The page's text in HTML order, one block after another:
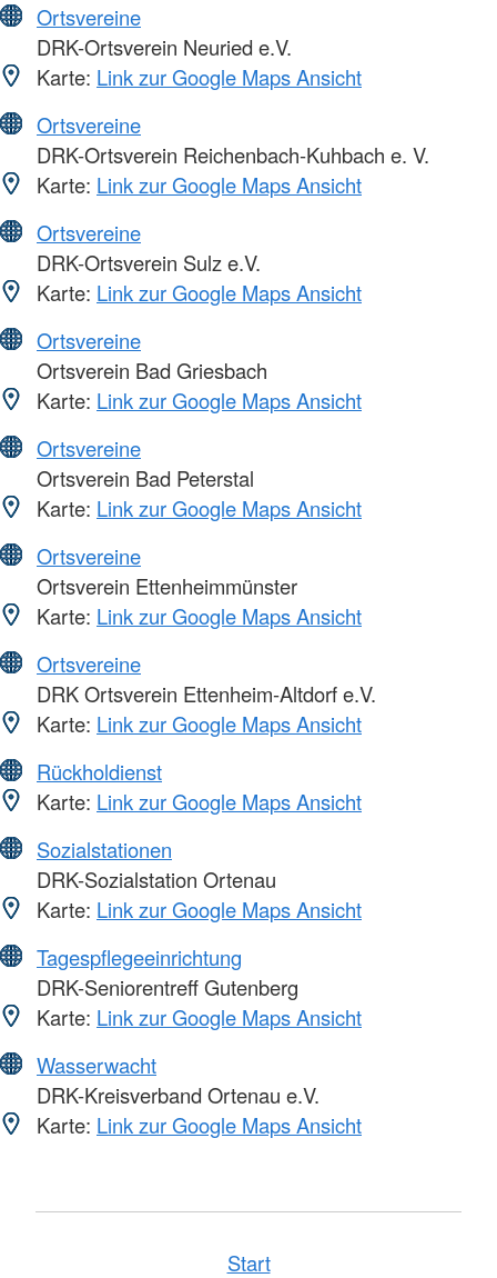
Ortsvereine
DRK-Ortsverein Neuried e.V.
Karte: Link zur Google Maps Ansicht
Ortsvereine
DRK-Ortsverein Reichenbach-Kuhbach e. V.
Karte: Link zur Google Maps Ansicht
Ortsvereine
DRK-Ortsverein Sulz e.V.
Karte: Link zur Google Maps Ansicht
Ortsvereine
Ortsverein Bad Griesbach
Karte: Link zur Google Maps Ansicht
Ortsvereine
Ortsverein Bad Peterstal
Karte: Link zur Google Maps Ansicht
Ortsvereine
Ortsverein Ettenheimmünster
Karte: Link zur Google Maps Ansicht
Ortsvereine
DRK Ortsverein Ettenheim-Altdorf e.V.
Karte: Link zur Google Maps Ansicht
Rückholdienst
Karte: Link zur Google Maps Ansicht
Sozialstationen
DRK-Sozialstation Ortenau
Karte: Link zur Google Maps Ansicht
Tagespflegeeinrichtung
DRK-Seniorentreff Gutenberg
Karte: Link zur Google Maps Ansicht
Wasserwacht
DRK-Kreisverband Ortenau e.V.
Karte: Link zur Google Maps Ansicht
Start